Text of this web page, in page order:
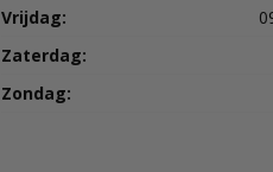
Vrijdag:
Zaterdag:
Zondag: